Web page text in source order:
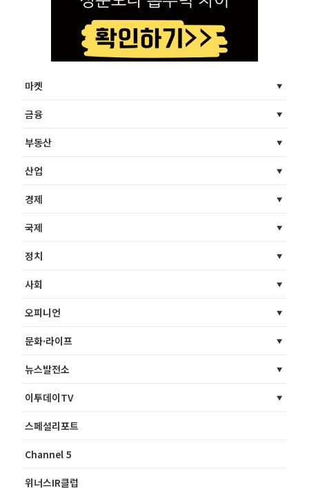
마켓
금융
부동산
산업
경제
국제
정치
사회
오피니언
문화·라이프
뉴스발전소
이투데이TV
스페셜리포트
Channel 5
위너스IR클럽